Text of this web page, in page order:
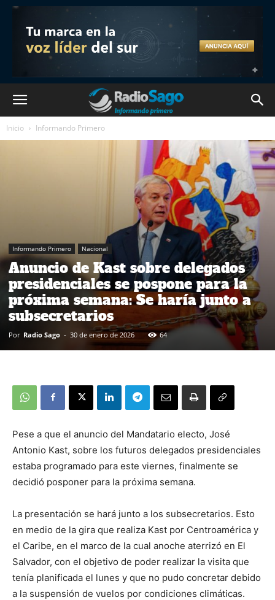
Inicio Informando Primero
Informando Primero Nacional
Anuncio de Kast sobre delegados
presidenciales se pospone para la
próxima semana: Se haría junto a
subsecretarios
Por Radio Sago - 30 de enero de 2026 64
Pese a que el anuncio del Mandatario electo, José
Antonio Kast, sobre los futuros delegados presidenciales
estaba programado para este viernes, finalmente se
decidió posponer para la próxima semana.
La presentación se hará junto a los subsecretarios. Esto
en medio de la gira que realiza Kast por Centroamérica y
el Caribe, en el marco de la cual anoche aterrizó en El
Salvador, con el objetivo de poder realizar la visita que
tenía planificada el lunes y que no pudo concretar debido
a la suspensión de vuelos por condiciones climáticas.